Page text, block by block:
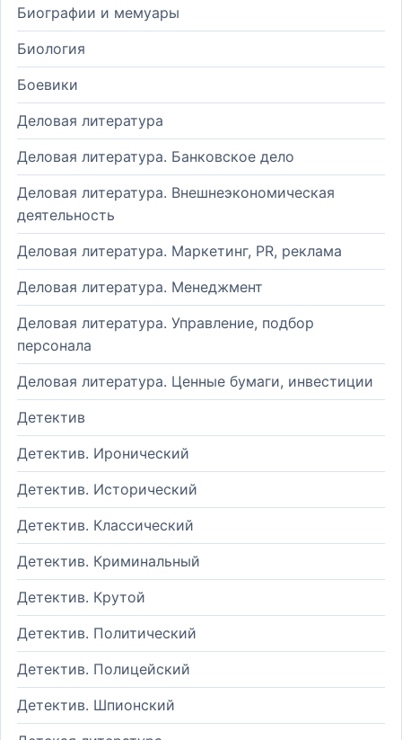
Биографии и мемуары
Биология
Боевики
Деловая литература
Деловая литература. Банковское дело
Деловая литература. Внешнеэкономическая
деятельность
Деловая литература. Маркетинг, PR, реклама
Деловая литература. Менеджмент
Деловая литература. Управление, подбор
персонала
Деловая литература. Ценные бумаги, инвестиции
Детектив
Детектив. Иронический
Детектив. Исторический
Детектив. Классический
Детектив. Криминальный
Детектив. Крутой
Детектив. Политический
Детектив. Полицейский
Детектив. Шпионский